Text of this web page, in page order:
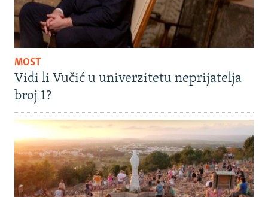
MOST
Vidi li Vučić u univerzitetu neprijatelja
broj 1?